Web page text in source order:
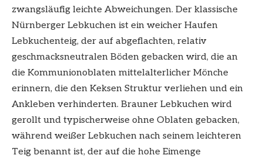
zwangsläufig leichte Abweichungen. Der klassische
Nürnberger Lebkuchen ist ein weicher Haufen
Lebkuchenteig, der auf abgeflachten, relativ
geschmacksneutralen Böden gebacken wird, die an
die Kommunionoblaten mittelalterlicher Mönche
erinnern, die den Keksen Struktur verliehen und ein
Ankleben verhinderten. Brauner Lebkuchen wird
gerollt und typischerweise ohne Oblaten gebacken,
während weißer Lebkuchen nach seinem leichteren
Teig benannt ist, der auf die hohe Eimenge